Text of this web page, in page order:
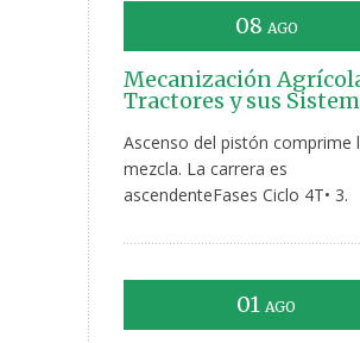
08 AGO
Mecanización
Tractores y sus
Ascenso del pistón comprime
mezcla. La carrera es
ascendenteFases Ciclo 4T• 3.
01 AGO